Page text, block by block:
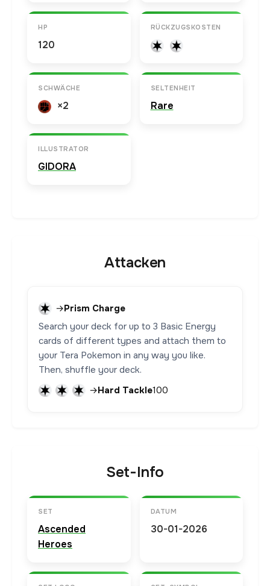
HP
120
RÜCKZUGSKOSTEN
SCHWÄCHE
×2
SELTENHEIT
Rare
ILLUSTRATOR
GIDORA
Attacken
→Prism Charge
Search your deck for up to 3 Basic Energy
cards of different types and attach them to
your Tera Pokemon in any way you like.
Then, shuffle your deck.
→Hard Tackle100
Set-Info
SET
Ascended
Heroes
DATUM
30-01-2026